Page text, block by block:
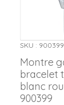
SKU : 900399
Montre
bracelet
blanc
900399